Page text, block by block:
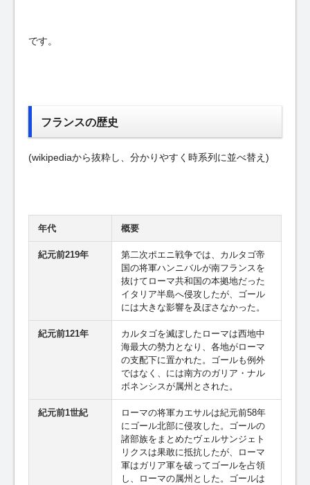
です。
フランスの歴史
(wikipediaから抜粋し、分かりやすく時系列に並べ替え)
年代 概要
紀元前219年
第二次ポエニ戦争では、カルタゴ帝
国の将軍ハンニバルが南フランスを
抜けてローマ共和国の本拠地だった
イタリア半島へ侵攻したが、ゴール
には大きな影響を及ぼさなかった。
紀元前121年
カルタゴを滅ぼしたローマは西地中
海最大の勢力となり、各地がローマ
の支配下に置かれた。ゴールも例外
ではなく、には南方のガリア・ナル
ボネンシスが属州とされた。
紀元前1世紀
ローマの将軍カエサルは紀元前58年
にゴール北部に侵攻した。ゴールの
諸部族をまとめたヴェルサンジェト
リクスは果敢に抵抗したが、ローマ
軍はガリア軍を破ってゴールを占領
し、ローマの属州とした。ゴールは